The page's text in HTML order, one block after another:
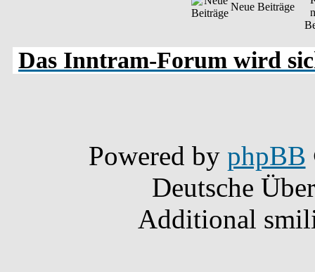
Neue Beiträge
Das Inntram-Forum wird
Powered by phpBB
Deutsche
Additional